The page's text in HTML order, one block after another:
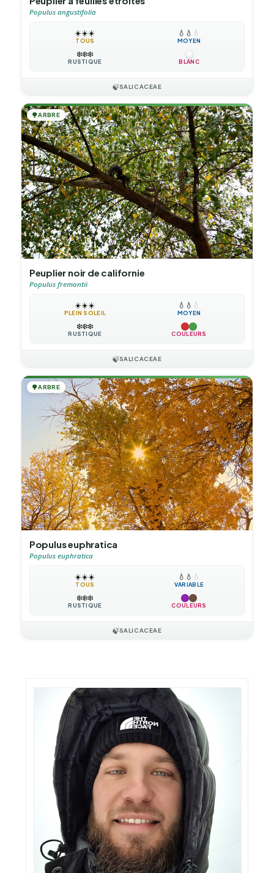
Populus angustifolia
☀️☀️☀️
TOUS
💧 💧 💧
MOYEN
❄️❄️❄️
RUSTIQUE BLANC
🍃SALICACEAE
🌳ARBRE
Peuplier noir de californie
Populus fremontii
☀️☀️☀️
PLEIN SOLEIL
💧 💧 💧
MOYEN
❄️❄️❄️
RUSTIQUE COULEURS
🍃SALICACEAE
🌳ARBRE
Populus euphratica
Populus euphratica
☀️☀️☀️
TOUS
💧 💧 💧
VARIABLE
❄️❄️❄️
RUSTIQUE COULEURS
🍃SALICACEAE